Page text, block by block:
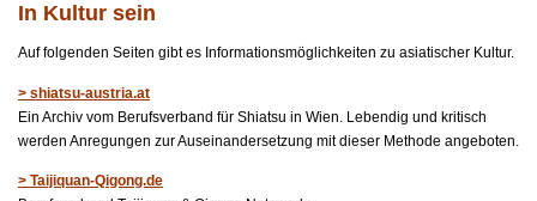
In Kultur sein
Auf folgenden Seiten gibt es Informationsmöglichkeiten zu asiatischer Kultur.
> shiatsu-austria.at
Ein Archiv vom Berufsverband für Shiatsu in Wien. Lebendig und kritisch
werden Anregungen zur Auseinandersetzung mit dieser Methode angeboten.
> Taijiquan-Qigong.de